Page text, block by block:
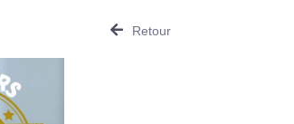
Retour